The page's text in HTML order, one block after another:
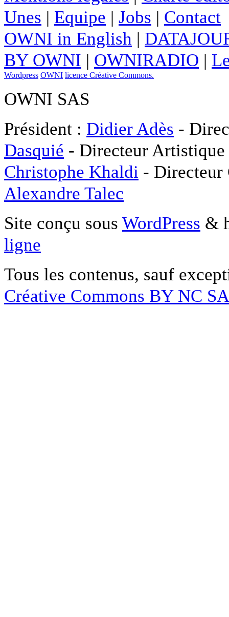
Unes | Equipe | Jobs | Contact
OWNI in English |
BY OWNI | OWNIRADIO |
Wordpress OWNI licence Créative Commons.
OWNI SAS
Président : Didier Adès -
Dasquié - Directeur
Christophe Khaldi -
Alexandre Talec
Site conçu sous WordPress &
ligne
Tous les contenus, sauf
Créative Commons BY NC SA